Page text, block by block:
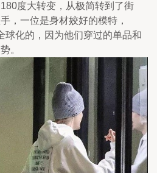
度大转变，从极简转到了街
，一位是身材姣好的模特，
球化的，因为他们穿过的单品和
。